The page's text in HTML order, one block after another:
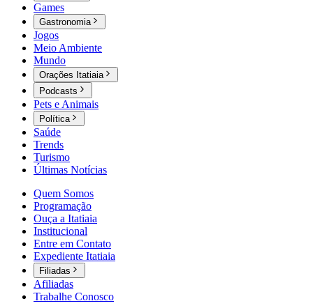
Games
Gastronomia
Jogos
Meio Ambiente
Mundo
Orações Itatiaia
Podcasts
Pets e Animais
Política
Saúde
Trends
Turismo
Últimas Notícias
Quem Somos
Programação
Ouça a Itatiaia
Institucional
Entre em Contato
Expediente Itatiaia
Filiadas
Afiliadas
Trabalhe Conosco